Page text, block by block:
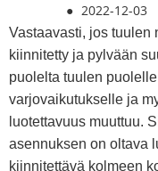
● 2022-12-03
Vastaavasti, jos tuulen
kiinnitetty ja pylvään
puolelta tuulen
varjovaikutukselle ja
luotettavuus muuttuu.
asennuksen on oltava
kiinnitettävä kolmeen